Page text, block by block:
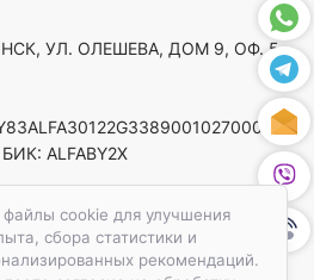
cookie для улучшения
сбора статистики и
рекомендаций.
УЛ. ОЛЕШЕВА, ДОМ 9, ОФ. 5,
в
ALFABY2X
от 14.08.2025 Минский
потребителей